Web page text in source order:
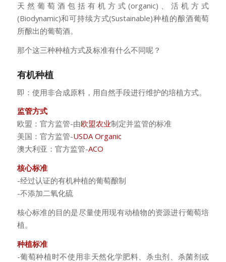
天然葡萄酒包括有机方式(organic)、活机方式
(Biodynamic)和可持续方式(Sustainable)种植的酿酒葡萄
所酿出的葡萄酒。
那个这三种种植方式及标准有什么不同呢？
有机种植
即：使用非合成原料，用自然手段进行维护的培植方式。
监管方式
欧盟：官方监管-由欧盟农业制定并监管的标准
美国：官方监管-USDA Organic
澳大利亚：官方监管-ACO
核心标准
-经过认证的有机种植的葡萄酿制
-不添加二氧化硫
核心标准的目的是尽量使用现有动植物的资源进行葡萄培
植。
种植标准
-葡萄种植时不使用非天然化学肥料、杀虫剂、杀菌剂或